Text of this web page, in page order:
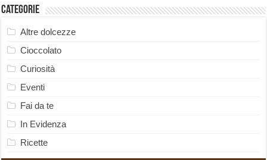
Categorie
Altre dolcezze
Cioccolato
Curiosità
Eventi
Fai da te
In Evidenza
Ricette